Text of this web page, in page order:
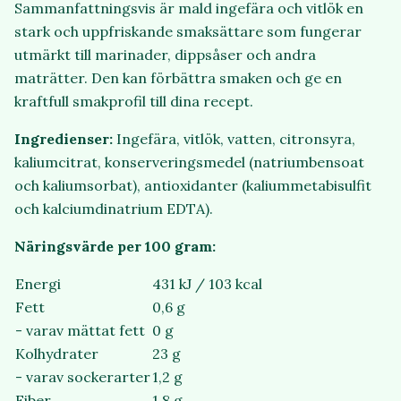
Sammanfattningsvis är mald ingefära och vitlök en
stark och uppfriskande smaksättare som fungerar
utmärkt till marinader, dippsåser och andra
maträtter. Den kan förbättra smaken och ge en
kraftfull smakprofil till dina recept.
Ingredienser: Ingefära, vitlök, vatten, citronsyra,
kaliumcitrat, konserveringsmedel (natriumbensoat
och kaliumsorbat), antioxidanter (kaliummetabisulfit
och kalciumdinatrium EDTA).
Näringsvärde per 100 gram:
Energi
431 kJ / 103 kcal
Fett
0,6 g
- varav mättat fett 0 g
Kolhydrater
23 g
- varav sockerarter1,2 g